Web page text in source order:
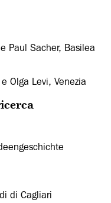
Paul Sacher, Basilea
Olga Levi, Venezia
di Cagliari